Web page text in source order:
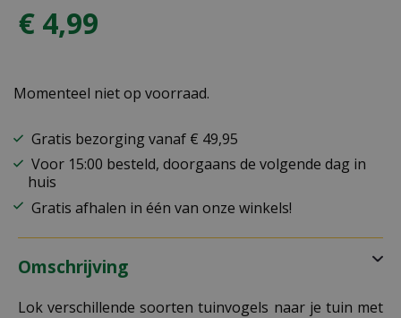
€ 4,99
Momenteel niet op voorraad.
Gratis bezorging vanaf € 49,95
Voor 15:00 besteld, doorgaans de volgende dag in
huis
Gratis afhalen in één van onze winkels!
Omschrijving
Lok verschillende soorten tuinvogels naar je tuin met